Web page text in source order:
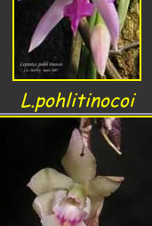
L.pohlitinocoi